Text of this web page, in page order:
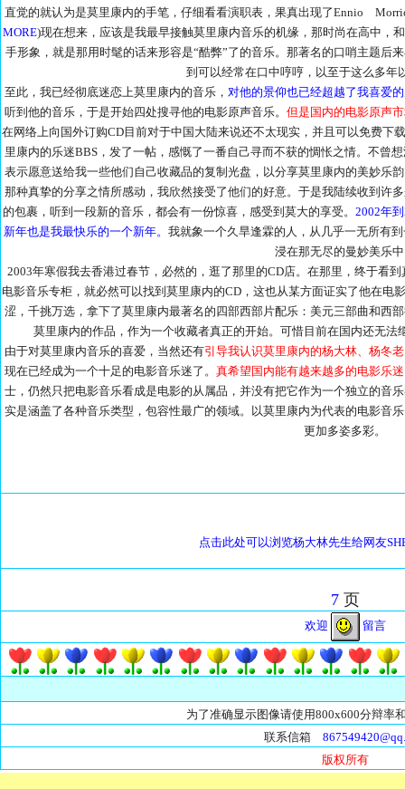
直觉的就认为是莫里康内的手笔，仔细看看演职表，果真出现了Ennio
MORE)现在想来，应该是我最早接触莫里康内音乐的机缘，那时尚在高中，
手形象，就是那用时髦的话来形容是“酷弊”了的音乐。那著名的口哨主题后
到可以经常在口中哼哼，以至于这么多年
至此，我已经彻底迷恋上莫里康内的音乐， 对他的景仰也已经超越了我喜爱
听到他的音乐，于是开始四处搜寻他的电影原声音乐。 但是国内的电影原声
在网络上向国外订购CD目前对于中国大陆来说还不太现实，并且可以免费下
里康内的乐迷BBS，发了一帖，感慨了一番自己寻而不获的惆怅之情。不曾
表示愿意送给我一些他们自己收藏品的复制光盘，以分享莫里康内的美妙乐
那种真挚的分享之情所感动，我欣然接受了他们的好意。于是我陆续收到许
的包裹，听到一段新的音乐，都会有一份惊喜，感受到莫大的享受。 2002年
新年也是我最快乐的一个新年。 我就象一个久旱逢霖的人，从几乎一无所有
浸在那无尽的曼妙美乐
2003年寒假我去香港过春节，必然的，逛了那里的CD店。在那里，终于看
电影音乐专柜，就必然可以找到莫里康内的CD，这也从某方面证实了他在电
涩，千挑万选，拿下了莫里康内最著名的四部西部片配乐：美元三部曲和西
莫里康内的作品，作为一个收藏者真正的开始。可惜目前在国内还无
由于对莫里康内音乐的喜爱，当然还有引导我认识莫里康内的杨大林、杨冬
现在已经成为一个十足的电影音乐迷了。 真希望国内能有越来越多的电影乐
士，仍然只把电影音乐看成是电影的从属品，并没有把它作为一个独立的音
实是涵盖了各种音乐类型，包容性最广的领域。以莫里康内为代表的电影音
更加多姿多彩。
点击此处可以浏览杨大林先生给网友
7 页
欢迎 留言
为了准确显示图像请使用800x600分辩
联系信箱
版权所有